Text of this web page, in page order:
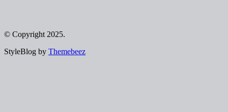
© Copyright 2025.
StyleBlog by Themebeez